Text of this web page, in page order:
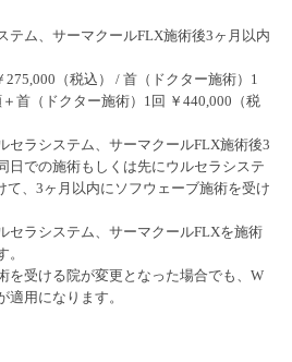
テム、サーマクールFLX施術後3ヶ月以内
（税込） / 首（ドクター施術）1
首（ドクター施術）1回 ￥440,000（税
セラシステム、サーマクールFLX施術後3
日での施術もしくは先にウルセラシステ
て、3ヶ月以内にソフウェーブ施術を受け
セラシステム、サーマクールFLXを施術
を受ける院が変更となった場合でも、W
用になります。